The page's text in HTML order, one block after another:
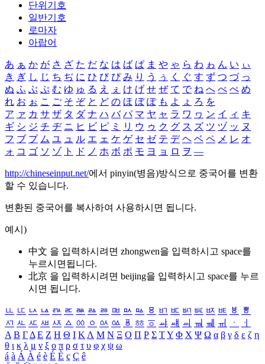
단위기호
일반기호
로마자
아랍어
あ ぁ か が さ ざ た だ な は ば ぱ ま や ゃ ら わ ゎ ん い ぃ
き ぎ し じ ち ぢ に ひ び ぴ み り う ぅ く ぐ す ず つ づ っ
ぬ ふ ぶ ぷ む ゆ ゅ る え ぇ け げ せ ぜ て で ね へ べ ぺ め
れ お ぉ こ ご そ ぞ と ど の ほ ぼ ぽ も よ ょ ろ を
ア ァ カ サ ザ タ ダ ナ ハ バ パ マ ヤ ャ ラ ワ ヮ ン イ ィ キ
ギ シ ジ チ ヂ ニ ヒ ビ ピ ミ リ ウ ゥ ク グ ス ズ ツ ヅ ッ ヌ
フ ブ プ ム ユ ュ ル エ ェ ケ ゲ セ ゼ テ デ ヘ ベ ペ メ レ オ
ォ コ ゴ ソ ゾ ト ド ノ ホ ボ ポ モ ヨ ョ ロ ヲ ―
http://chineseinput.net/에서 pinyin(병음)방식으로 중국어를 변환
할 수 있습니다.
변환된 중국어를 복사하여 사용하시면 됩니다.
예시)
中文 을 입력하시려면 zhongwen을 입력하시고 space를
누르시면됩니다.
北京 을 입력하시려면 beijing을 입력하시고 space를 누르
시면 됩니다.
ㅥ ㅦ ㅧ ㅨ ㅩ ㅪ ㅫ ㅬ ㅭ ㅮ ㅯ ㅰ ㅱ ㅲ ㅳ ㅴ ㅵ ㅶ ㅷ ㅸ
ㅹ
ㅺ ㅻ ㅼ ㅽ ㅾ ㅿ ㆀ ㆁ ㆂ ㆃ ㆄ ㆅ ㆆ ㆇ ㆈ ㆉ ㆊ ㆋ ㆌ ㆍ
ㆎ
Α Β ΓΔ Ε Ζ Η Θ Ι ΚΛ Μ Ν Ξ Ο Π Ρ Σ ΤΥ Φ Χ Ψ Ω α β γ δ ε ζ η
θ ι κ λ μ ν ξ ο π ρ σ τ υ φ χ ψ ω
á à Á À é è É È ç Ç ê